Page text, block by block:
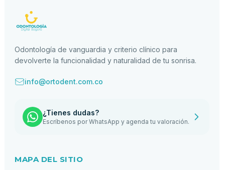
Odontología de vanguardia y criterio clínico para
devolverte la funcionalidad y naturalidad de tu sonrisa.
info@ortodent.com.co
¿Tienes dudas?
Escríbenos por WhatsApp y agenda tu valoración.
MAPA DEL SITIO